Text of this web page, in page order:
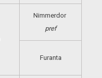
Nimmerdor
pref
Furanta